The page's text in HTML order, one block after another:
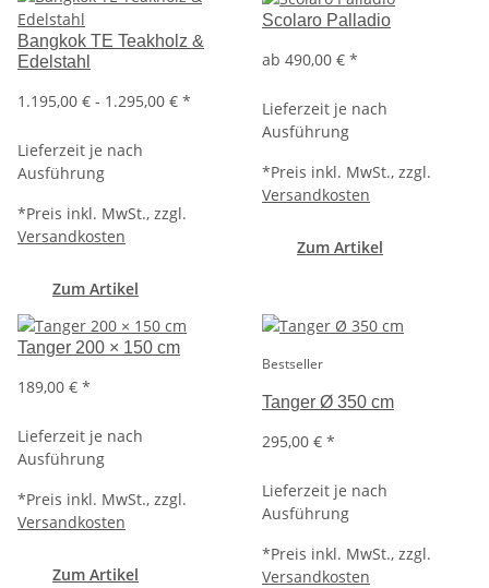
Bangkok TE Teakholz &
Edelstahl
1.195,00 € - 1.295,00 € *
Lieferzeit je nach
Ausführung
*Preis inkl. MwSt., zzgl.
Versandkosten
Zum Artikel
Scolaro Palladio
ab 490,00 € *
Lieferzeit je nach
Ausführung
*Preis inkl. MwSt., zzgl.
Versandkosten
Zum Artikel
Tanger 200 × 150 cm
189,00 € *
Lieferzeit je nach
Ausführung
*Preis inkl. MwSt., zzgl.
Versandkosten
Zum Artikel
Bestseller
Tanger Ø 350 cm
295,00 € *
Lieferzeit je nach
Ausführung
*Preis inkl. MwSt., zzgl.
Versandkosten